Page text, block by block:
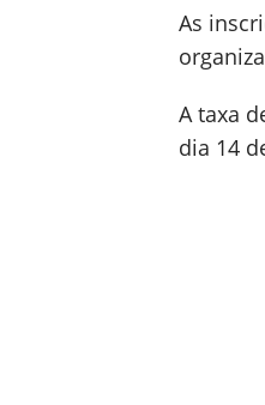
As
A taxa
dia 14